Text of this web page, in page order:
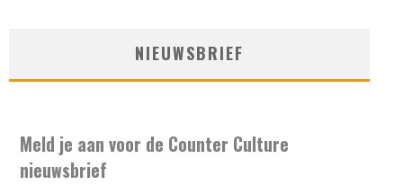
NIEUWSBRIEF
Meld je aan voor de Counter Culture
nieuwsbrief